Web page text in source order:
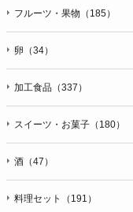
フルーツ・果物（185）
卵（34）
加工食品（337）
スイーツ・お菓子（180）
酒（47）
料理セット（191）